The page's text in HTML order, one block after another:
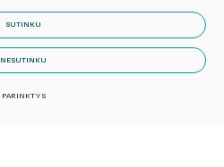
apsauga
SUTINKU
NESUTINKU
PARINKTYS